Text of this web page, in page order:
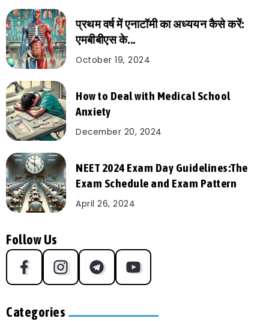
प्रथम वर्ष में एनाटॉमी का अध्ययन कैसे करें:
एमबीबीएस के...
October 19, 2024
How to Deal with Medical School
Anxiety
December 20, 2024
NEET 2024 Exam Day Guidelines:The
Exam Schedule and Exam Pattern
April 26, 2024
Follow Us
Categories